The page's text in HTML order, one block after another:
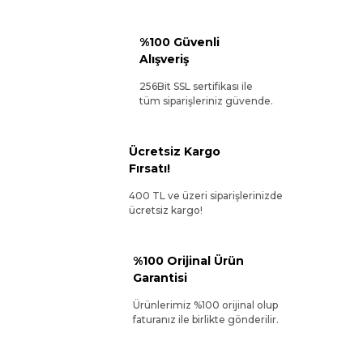
%100 Güvenli
Alışveriş
256Bit SSL sertifikası ile
tüm siparişleriniz güvende.
Ücretsiz Kargo
Fırsatı!
400 TL ve üzeri siparişlerinizde
ücretsiz kargo!
%100 Orijinal Ürün
Garantisi
Ürünlerimiz %100 orijinal olup
faturanız ile birlikte gönderilir.